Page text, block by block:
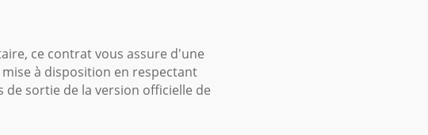
ce contrat vous assure d'une
à disposition en respectant
sortie de la version officielle de